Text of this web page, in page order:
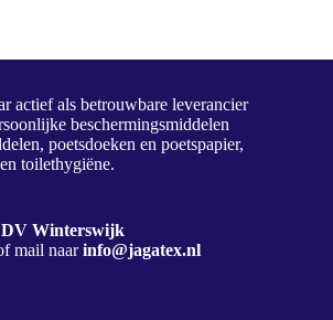
actief als betrouwbare leverancier
beschermingsmiddelen
poetsdoeken en poetspapier,
toilethygiëne.
DV Winterswijk
mail naarinfo@jagatex.nl